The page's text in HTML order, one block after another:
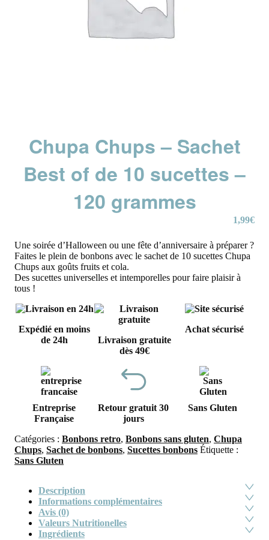
Chupa Chups – Sachet
Best of de 10 sucettes –
120 grammes
1,99€
Une soirée d’Halloween ou une fête d’anniversaire à préparer ?
Faites le plein de bonbons avec le sachet de 10 sucettes Chupa
Chups aux goûts fruits et cola.
Des sucettes universelles et intemporelles pour faire plaisir à
tous !
Expédié en moins
de 24h
Livraison gratuite
dès 49€
Achat sécurisé
Entreprise
Française
Retour gratuit 30
jours
Sans Gluten
Catégories : Bonbons retro, Bonbons sans gluten, Chupa
Chups, Sachet de bonbons, Sucettes bonbons Étiquette :
Sans Gluten
Description
Informations complémentaires
Avis (0)
Valeurs Nutritionelles
Ingrédients